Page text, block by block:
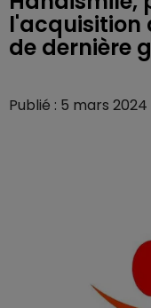
l'acquisition
de dernière
Publié : 5 mars